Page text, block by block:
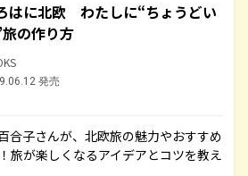
はに北欧 わたしに“ちょうどい
の作り方
発売
合子さんが、北欧旅の魅力やおすすめ
旅が楽しくなるアイデアとコツを教え